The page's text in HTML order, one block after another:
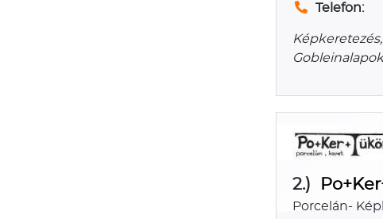
Telefon:
2.)
Porcelán-